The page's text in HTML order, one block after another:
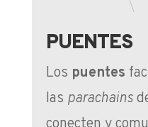
PUENTES
Los puentes
las parachains